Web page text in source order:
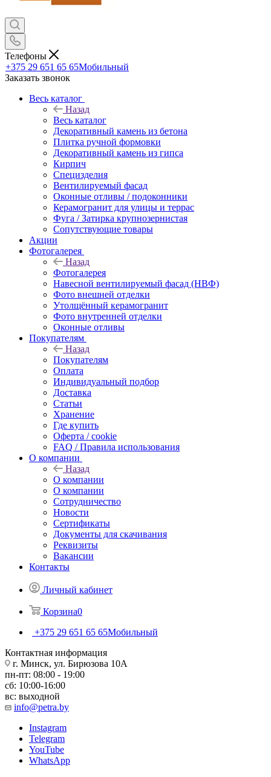
Телефоны
+375 29 651 65 65Мобильный
Заказать звонок
Весь каталог
Назад
Весь каталог
Декоративный камень из бетона
Плитка ручной формовки
Декоративный камень из гипса
Кирпич
Специзделия
Вентилируемый фасад
Оконные отливы / подоконники
Керамогранит для улицы и террас
Фуга / Затирка крупнозернистая
Сопутствующие товары
Акции
Фотогалерея
Назад
Фотогалерея
Навесной вентилируемый фасад (НВФ)
Фото внешней отделки
Утолщённый керамогранит
Фото внутренней отделки
Оконные отливы
Покупателям
Назад
Покупателям
Оплата
Индивидуальный подбор
Доставка
Статьи
Хранение
Где купить
Оферта / cookie
FAQ / Правила использования
О компании
Назад
О компании
О компании
Сотрудничество
Новости
Сертификаты
Документы для скачивания
Реквизиты
Вакансии
Контакты
Личный кабинет
Корзина0
+375 29 651 65 65Мобильный
Контактная информация
г. Минск, ул. Бирюзова 10А
пн-пт: 08:00 - 19:00
сб: 10:00-16:00
вс: выходной
info@petra.by
Instagram
Telegram
YouTube
WhatsApp